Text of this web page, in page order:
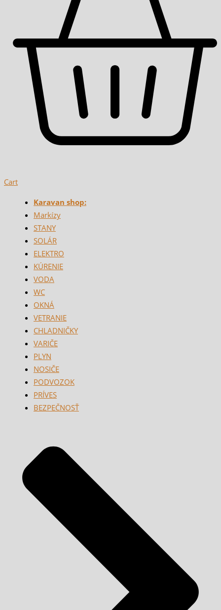
Cart
Karavan shop:
Markízy
STANY
SOLÁR
ELEKTRO
KÚRENIE
VODA
WC
OKNÁ
VETRANIE
CHLADNIČKY
VARIČE
PLYN
NOSIČE
PODVOZOK
PRÍVES
BEZPEČNOSŤ